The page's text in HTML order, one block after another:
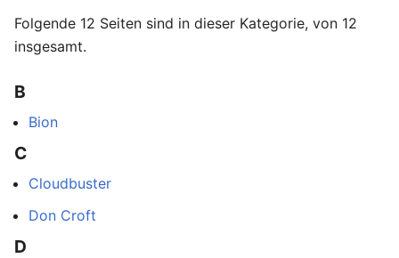
Folgende 12 Seiten sind in dieser Kategorie, von 12
insgesamt.
B
Bion
C
Cloudbuster
Don Croft
D